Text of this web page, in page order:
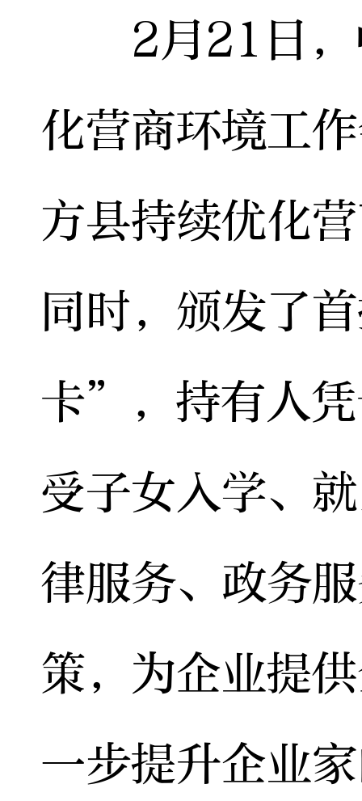
2月21日，
化营商环境工
方县持续优化
同时，颁发了
卡”，持有人
受子女入学、
律服务、政务
策，为企业提
一步提升企业